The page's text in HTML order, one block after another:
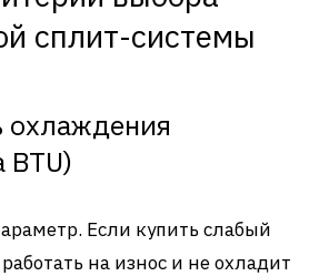
сплит-системы
Если купить слабый
на износ и не охладит